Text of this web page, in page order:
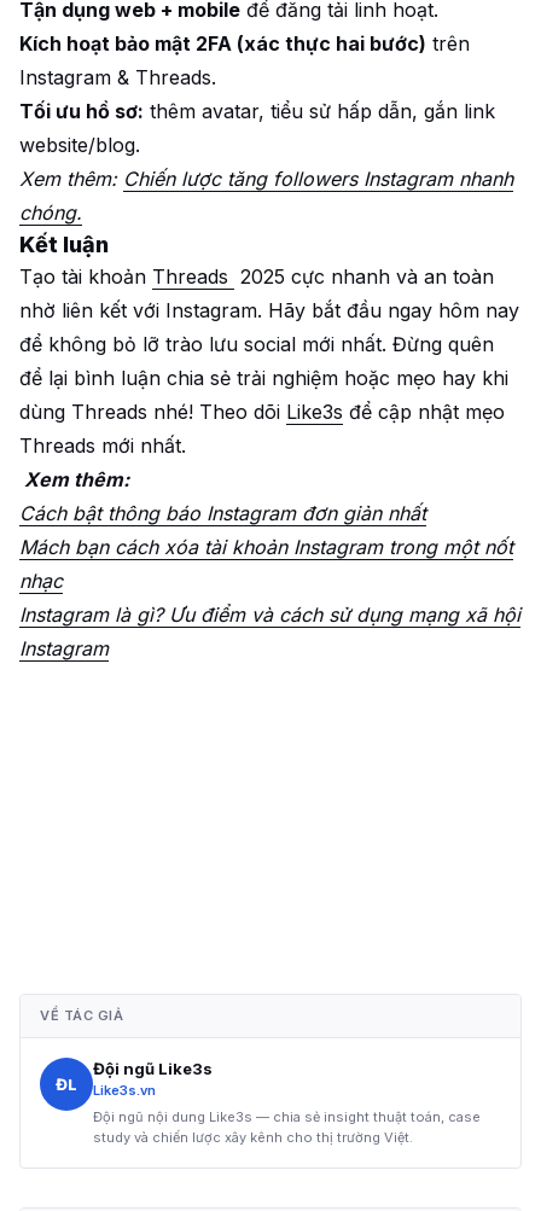
Tận dụng web + mobile để đăng tải linh hoạt.
Kích hoạt bảo mật 2FA (xác thực hai bước) trên
Instagram & Threads.
Tối ưu hồ sơ: thêm avatar, tiểu sử hấp dẫn, gắn link
website/blog.
Xem thêm: Chiến lược tăng followers Instagram nhanh
chóng.
Kết luận
Tạo tài khoản Threads 2025 cực nhanh và an toàn
nhờ liên kết với Instagram. Hãy bắt đầu ngay hôm nay
để không bỏ lỡ trào lưu social mới nhất. Đừng quên
để lại bình luận chia sẻ trải nghiệm hoặc mẹo hay khi
dùng Threads nhé! Theo dõi Like3s để cập nhật mẹo
Threads mới nhất.
Xem thêm:
Cách bật thông báo Instagram đơn giản nhất
Mách bạn cách xóa tài khoản Instagram trong một nốt
nhạc
Instagram là gì? Ưu điểm và cách sử dụng mạng xã hội
Instagram
VỀ TÁC GIẢ
ĐL
Đội ngũ Like3s
Like3s.vn
Đội ngũ nội dung Like3s — chia sẻ insight thuật toán, case
study và chiến lược xây kênh cho thị trường Việt.